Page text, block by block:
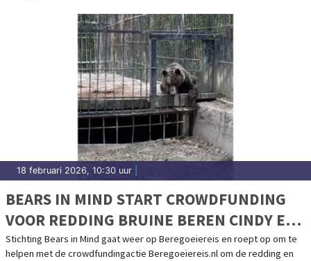
18 februari 2026, 10:30 uur
BEARS IN MIND START CROWDFUNDING
VOOR REDDING BRUINE BEREN CINDY EN
FELIPE UIT AZERBEIDZJAN
Stichting Bears in Mind gaat weer op Beregoeiereis en roept op om te
helpen met de crowdfundingactie Beregoeiereis.nl om de redding en